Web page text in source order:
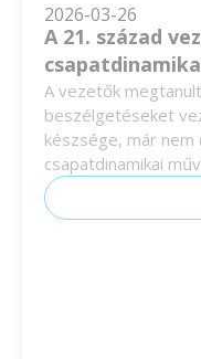
2026-03-26
A 21. század
A vezetők
beszélgetéseket
készsége, már nem
csapatdinamikai